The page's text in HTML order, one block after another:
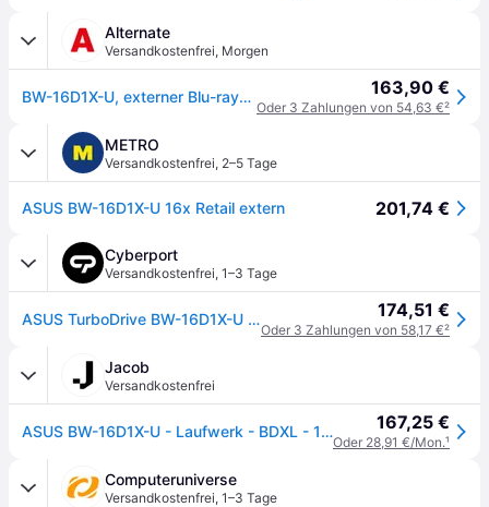
Alternate
Versandkostenfrei, Morgen
BW-16D1X-U, externer Blu-ray-Brenner 163,90 €
Oder 3 Zahlungen von 54,63 €²
METRO
Versandkostenfrei, 2–5 Tage
ASUS BW-16D1X-U 16x Retail extern 201,74 €
Cyberport
Versandkostenfrei, 1–3 Tage
ASUS TurboDrive BW-16D1X-U Blu-Ray-Benner, M-Disc, kompatibel mit Windows und macOS, 174,51 €
Oder 3 Zahlungen von 58,17 €²
Jacob
Versandkostenfrei
ASUS BW-16D1X-U - Laufwerk - BDXL - 16x2x12x - USB 3,2 Gen 1 - extern - Schwarz (90DD0210-M29000) 167,25 €
Oder 28,91 €/Mon.¹
Computeruniverse
Versandkostenfrei, 1–3 Tage